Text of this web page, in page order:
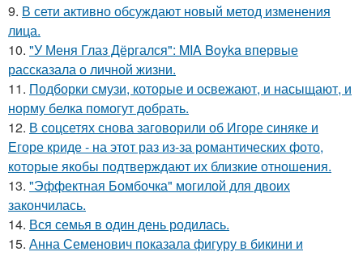
9. В сети активно обсуждают новый метод изменения
лица.
10. "У Меня Глаз Дёргался": MIA Boyka впервые
рассказала о личной жизни.
11. Подборки смузи, которые и освежают, и насыщают, и
норму белка помогут добрать.
12. В соцсетях снова заговорили об Игоре синяке и
Егоре криде - на этот раз из-за романтических фото,
которые якобы подтверждают их близкие отношения.
13. "Эффектная Бомбочка" могилой для двоих
закончилась.
14. Вся семья в один день родилась.
15. Анна Семенович показала фигуру в бикини и